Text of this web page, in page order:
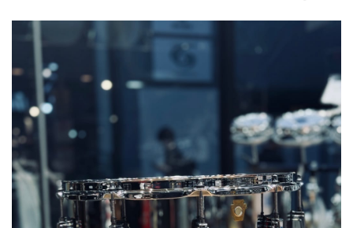
ベース ウクレレ
ドラム パーカッション